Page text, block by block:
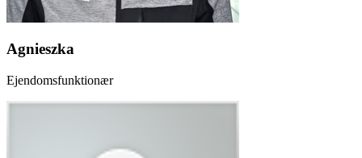
Agnieszka
Ejendomsfunktionær